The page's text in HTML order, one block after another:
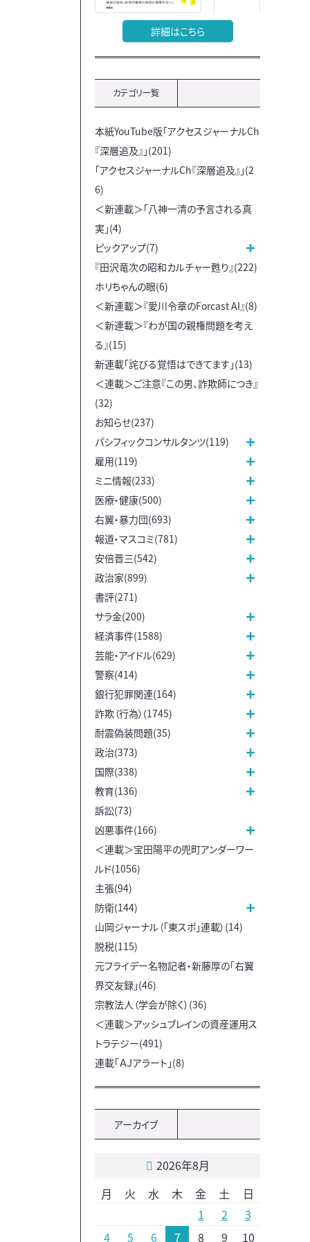
詳細はこちら
カテゴリ一覧
本紙YouTube版「アクセスジャーナルCh
『深層追及』」(201)
「アクセスジャーナルCh『深層追及』」(2
6)
＜新連載＞「八神一清の予言される真
実」(4)
ピックアップ(7)
『田沢竜次の昭和カルチャー甦り』(222)
ホリちゃんの眼(6)
＜新連載＞『愛川令章のForcast AI』(8)
＜新連載＞『わが国の親権問題を考え
る』(15)
新連載「詫びる覚悟はできてます」(13)
＜連載＞ご注意『この男、詐欺師につき』
(32)
お知らせ(237)
パシフィックコンサルタンツ(119)
雇用(119)
ミニ情報(233)
医療・健康(500)
右翼・暴力団(693)
報道・マスコミ(781)
安倍晋三(542)
政治家(899)
書評(271)
サラ金(200)
経済事件(1588)
芸能・アイドル(629)
警察(414)
銀行犯罪関連(164)
詐欺（行為）(1745)
耐震偽装問題(35)
政治(373)
国際(338)
教育(136)
訴訟(73)
凶悪事件(166)
＜連載＞宝田陽平の兜町アンダーワー
ルド(1056)
主張(94)
防衛(144)
山岡ジャーナル（「東スポ」連載）(14)
脱税(115)
元フライデー名物記者・新藤厚の「右翼
界交友録」(46)
宗教法人（学会が除く）(36)
＜連載＞アッシュブレインの資産運用ス
トラテジー(491)
連載「ＡＪアラート」(8)
アーカイブ
2026年8月
月
火 水 木 金 土
日
1
2
3
4
5 6 7 8 9 10